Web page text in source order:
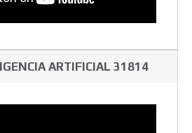
ARTIFICIAL 31814